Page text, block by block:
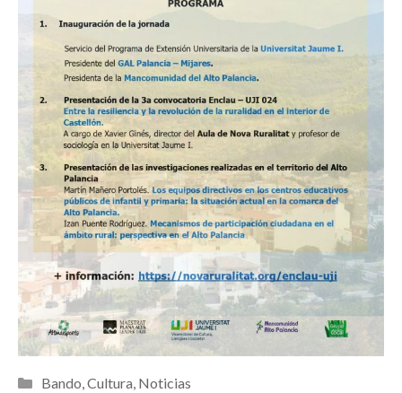
Categorías
Bando,Cultura, Noticias